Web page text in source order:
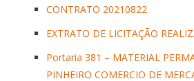
CONTRATO 20210822
EXTRATO DE LICITAÇÃO
Portaria 381 – MATERIAL
PINHEIRO COMERCIO DE